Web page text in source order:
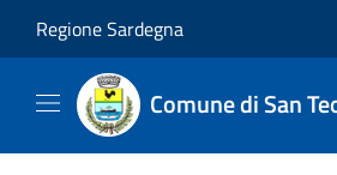
Regione Sardegna
Comune di San